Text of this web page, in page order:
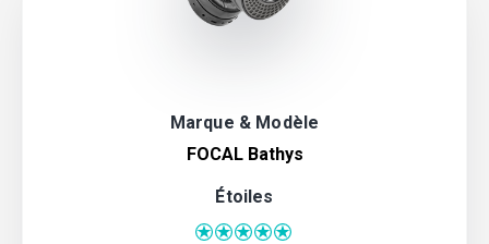
Marque & Modèle
FOCAL Bathys
Étoiles